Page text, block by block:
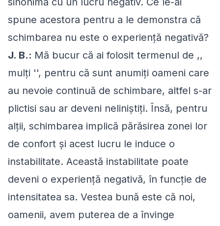
spune acestora pentru a le demonstra că
schimbarea nu este o experiență negativă?
J. B.: Mă bucur că ai folosit termenul de ,,
mulți '', pentru că sunt anumiți oameni care
au nevoie continuă de schimbare, altfel s-ar
plictisi sau ar deveni neliniștiți. Însă, pentru
alții, schimbarea implică părăsirea zonei lor
de confort și acest lucru le induce o
instabilitate. Această instabilitate poate
deveni o experiență negativă, în funcție de
intensitatea sa. Vestea bună este că noi,
oamenii, avem puterea de a învinge